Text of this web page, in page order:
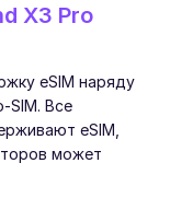
X3 Pro
eSIM наряду
SIM. Все
eSIM,
может